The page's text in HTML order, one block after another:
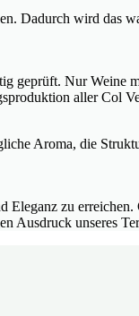
Dadurch wird das
geprüft. Nur Weine
aller Col
Aroma, die
zu
Ausdruck unseres